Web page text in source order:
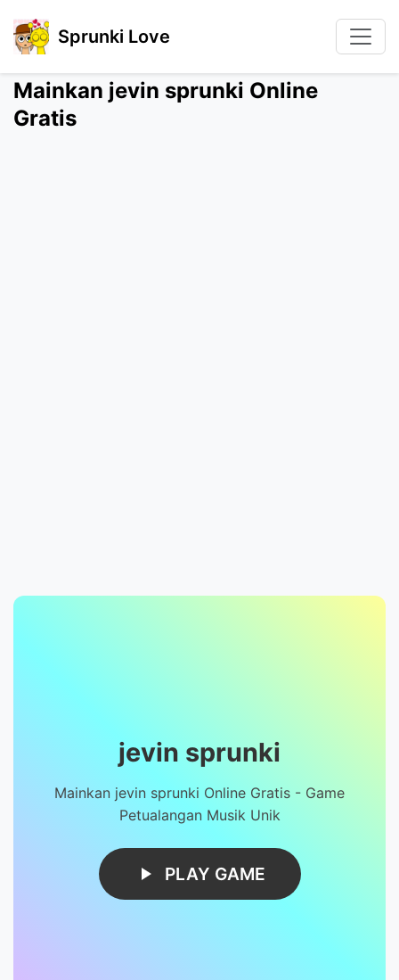
Sprunki Love
Mainkan jevin sprunki Online
Gratis
jevin sprunki
Mainkan jevin sprunki Online Gratis - Game
Petualangan Musik Unik
PLAY GAME